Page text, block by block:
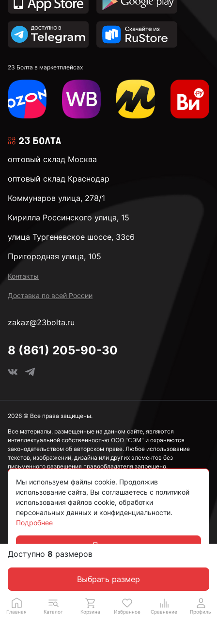
Доступно 8 размеров
Выбрать размер
к.п. 10,9
к.п. 12,9
М4
М8
М10
М18
М22
М27
М36
М10 потайные
23 Болта в маркетплейсах
оптовый склад Москва
оптовый склад Краснодар
Коммунаров улица, 278/1
Кирилла Россинского улица, 15
улица Тургеневское шоссе, 33с6
Пригородная улица, 105
Контакты
Доставка по всей России
zakaz@23bolta.ru
8 (861) 205-90-30
Все материалы, размещенные на данном сайте, являются
интеллектуальной собственностью ООО "СЭМ" и охраняются
законодательством об авторском праве. Любое использование
текстов, изображений, дизайна или других элементов без
письменного разрешения правообладателя запрещено.
Информация, представленная на сайте, носит исключительно
ознакомительный характер и не может рассматриваться как
публичная оферта в соответствии со ст. 437 ГК РФ.
Политика конфиденциальности
Согласие на обработку данных
Пользовательское соглашение
2026 © Все права защищены.
Главная Каталог Корзина Избранное Сравнение Профиль
Мы используем файлы cookie. Продолжив
использование сайта, Вы соглашаетесь с политикой
использования файлов cookie, обработки
персональных данных и конфиденциальности.
Подробнее
Принять